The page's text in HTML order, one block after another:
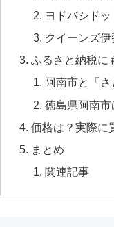
ヨドバシド
クイーンズ
ふるさと納税に
阿南市と「
徳島県阿南市
価格は？実際に
まとめ
関連記事